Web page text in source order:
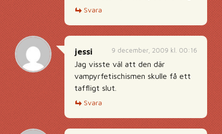
Svara
9 december, 2009 kl. 00:16
jessi
Jag visste väl att den där
vampyrfetischismen skulle få ett
taffligt slut.
Svara